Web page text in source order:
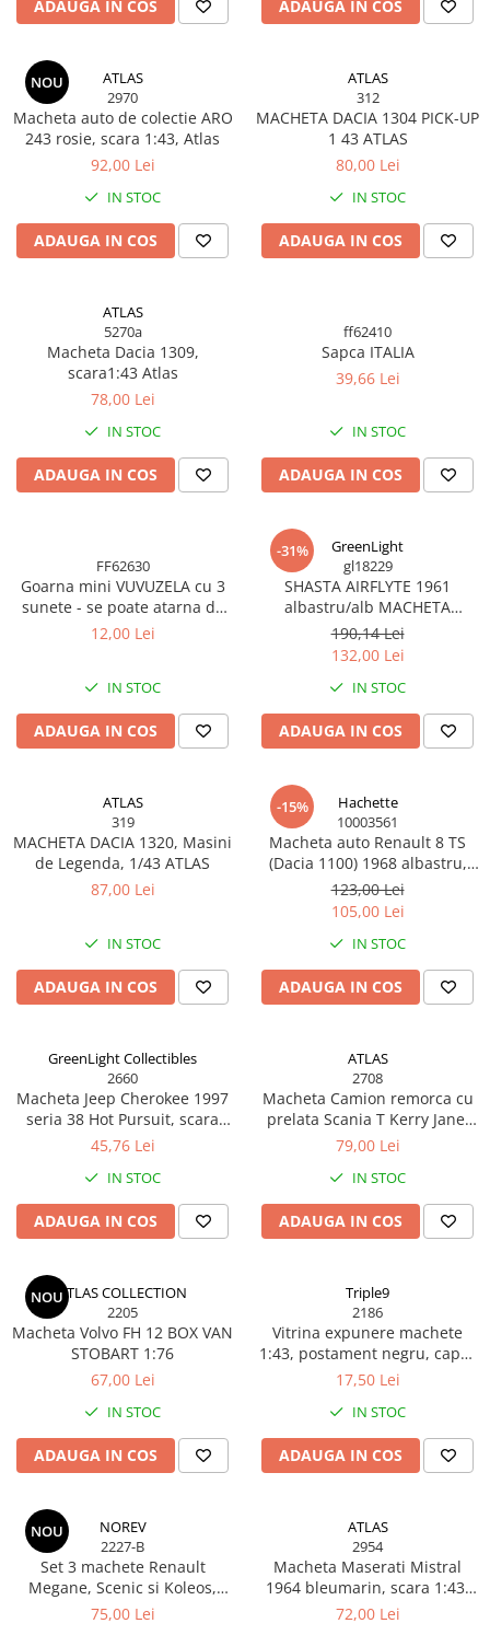
Papusi miniaturale
MACHETE MOTOCICLETE SI
MACHETE NAVE MILITARE –
Miniaturi Navale de Colectie
MACHETE RALIU – Miniaturi Masini
de Raliu la Diverse Scari
MACHETE VEHICULE INTERVENTIE
MINI DIORAME
Seturi HOTWHEELS
Articole Petrecere
ARTICOLE PENTRU VALENTINE'S
DAY
BALOANE AIRWALKERS
BALOANE MODELE DEOSEBITE
BALOANE MUZICALE
BALOANE SUPERSHAPE SI JUMBO
DECORATIUNI CRACIUN SI ANUL
NOU
LUMANARI PETRECERI ANIVERSARI
PAPUSI SI DECORATIUNI HORROR
POSTERE PENTRU PERETE SI
ACCESORII
SUPORTERI MECIURI SPORT
Costume Petrecere
BODY - BUST
COSTUME PETRECERE ADULTI
COSTUME SI ACCESORII
TRICOURI TEMATICE 3D
ADAUGA IN COS ADAUGA IN COS
NOU
ATLAS
2970
Macheta auto de colectie ARO
243 rosie, scara 1:43, Atlas
92,00 Lei
IN STOC
ADAUGA IN COS
ATLAS
312
MACHETA DACIA 1304 PICK-UP
1 43 ATLAS
80,00 Lei
IN STOC
ADAUGA IN COS
ATLAS
5270a
Macheta Dacia 1309,
scara1:43 Atlas
78,00 Lei
IN STOC
ADAUGA IN COS
ff62410
Sapca ITALIA
39,66 Lei
IN STOC
ADAUGA IN COS
FF62630
Goarna mini VUVUZELA cu 3
sunete - se poate atarna de
gat
12,00 Lei
IN STOC
ADAUGA IN COS
-31%
GreenLight
gl18229
SHASTA AIRFLYTE 1961
albastru/alb MACHETA
RULOTA SCARA 1/24
GREENLIGHT
190,14 Lei
132,00 Lei
IN STOC
ADAUGA IN COS
ATLAS
319
MACHETA DACIA 1320, Masini
de Legenda, 1/43 ATLAS
87,00 Lei
IN STOC
ADAUGA IN COS
-15%
Hachette
10003561
Macheta auto Renault 8 TS
(Dacia 1100) 1968 albastru,
scara 1:24, Hachette
123,00 Lei
105,00 Lei
IN STOC
ADAUGA IN COS
GreenLight Collectibles
2660
Macheta Jeep Cherokee 1997
seria 38 Hot Pursuit, scara
1:64, Greenlight gl42960c
45,76 Lei
IN STOC
ADAUGA IN COS
ATLAS
2708
Macheta Camion remorca cu
prelata Scania T Kerry Jane,
H777, Eddie Stobart, scara
79,00 Lei
IN STOC
ADAUGA IN COS
NOUATLAS COLLECTION
2205
Macheta Volvo FH 12 BOX VAN
STOBART 1:76
67,00 Lei
IN STOC
ADAUGA IN COS
Triple9
2186
Vitrina expunere machete
1:43, postament negru, capac
transparent, stivuibila, 14.5 x
17,50 Lei
IN STOC
ADAUGA IN COS
NOU
NOREV
2227-B
Set 3 machete Renault
Megane, Scenic si Koleos,
varianta B, display original
75,00 Lei
ATLAS
2954
Macheta Maserati Mistral
1964 bleumarin, scara 1:43,
Atlas, cu postament
72,00 Lei